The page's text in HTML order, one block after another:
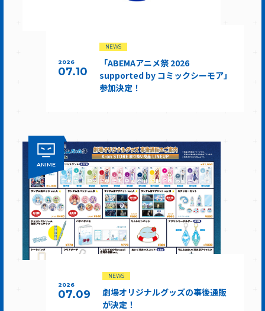
2026
07.10
NEWS
「ABEMAアニメ祭 2026
supported by コミックシーモア」
参加決定！
ANIME
2026
07.09
NEWS
劇場オリジナルグッズの事後通販
が決定！